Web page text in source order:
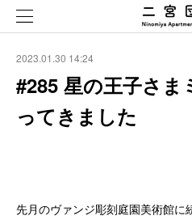
2023.01.30 14:24
#285 星の王子さ
ってきました
先月のヴァンジ彫刻庭園美術館に